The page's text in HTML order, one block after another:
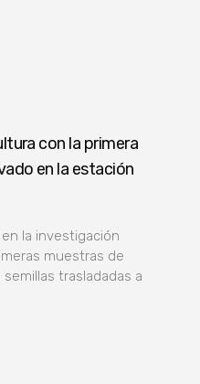
con la primera
en la estación
la investigación
muestras de
trasladadas a